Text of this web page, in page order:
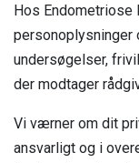
Jeg
Hos
personoplysninger
undersøgelser,
der modtager
Vi værner om dit
ansvarligt og i